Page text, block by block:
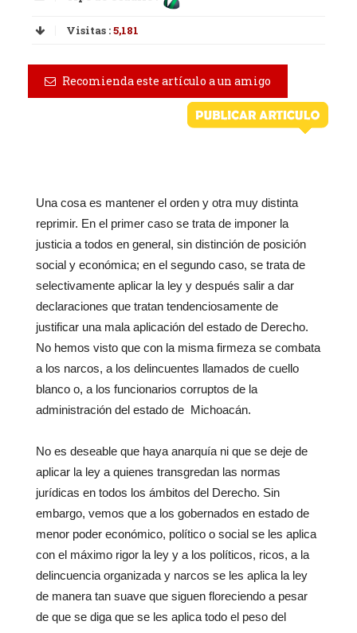
Visitas :5,181
Recomienda este artículo a un amigo
Una cosa es mantener el orden y otra muy distinta
reprimir. En el primer caso se trata de imponer la
justicia a todos en general, sin distinción de posición
social y económica; en el segundo caso, se trata de
selectivamente aplicar la ley y después salir a dar
declaraciones que tratan tendenciosamente de
justificar una mala aplicación del estado de Derecho.
No hemos visto que con la misma firmeza se combata
a los narcos, a los delincuentes llamados de cuello
blanco o, a los funcionarios corruptos de la
administración del estado de Michoacán.
No es deseable que haya anarquía ni que se deje de
aplicar la ley a quienes transgredan las normas
jurídicas en todos los ámbitos del Derecho. Sin
embargo, vemos que a los gobernados en estado de
menor poder económico, político o social se les aplica
con el máximo rigor la ley y a los políticos, ricos, a la
delincuencia organizada y narcos se les aplica la ley
de manera tan suave que siguen floreciendo a pesar
de que se diga que se les aplica todo el peso del